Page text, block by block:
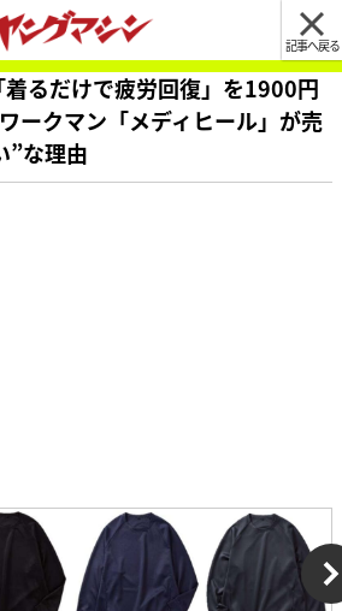
記事へ戻る
るだけで疲労回復」を1900円
ークマン「メディヒール」が売
”な理由